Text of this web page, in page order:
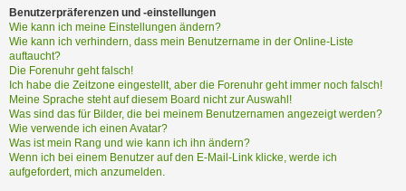
O
B
L
E
M
E
B
E
I
M
L
Benutzerpräferenzen und -einstellungen
Wie kann ich meine Einstellungen ändern?
Wie kann ich verhindern, dass mein Benutzername in der Online-Liste
auftaucht?
Die Forenuhr geht falsch!
Ich habe die Zeitzone eingestellt, aber die Forenuhr geht immer noch falsch!
Meine Sprache steht auf diesem Board nicht zur Auswahl!
Was sind das für Bilder, die bei meinem Benutzernamen angezeigt werden?
Wie verwende ich einen Avatar?
Was ist mein Rang und wie kann ich ihn ändern?
Wenn ich bei einem Benutzer auf den E-Mail-Link klicke, werde ich
aufgefordert, mich anzumelden.